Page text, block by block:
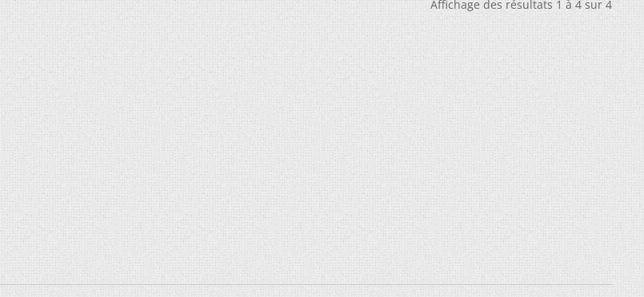
Affichage des résultats 1 à 4 sur 4